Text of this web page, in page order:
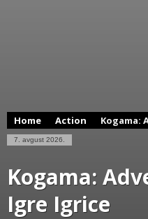
Home Action Kogama:
7. avgust 2026.
Kogama:
Igre Igrice